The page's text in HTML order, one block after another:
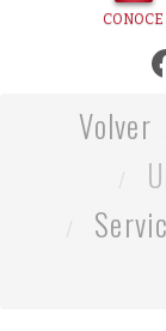
CONOCE
Volver